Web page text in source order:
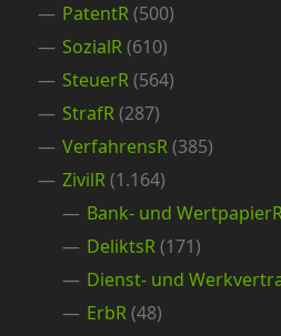
PatentR(500)
SozialR(610)
SteuerR(564)
StrafR(287)
VerfahrensR(385)
ZivilR(1.164)
Bank- und
DeliktsR(171)
Dienst- und
ErbR(48)